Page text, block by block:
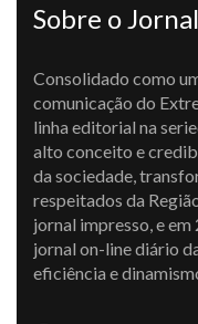
Sobre o Jornal
Consolidado como
comunicação do
linha editorial na
alto conceito e
da sociedade,
respeitados da
jornal impresso, e
jornal on-line diário
eficiência e